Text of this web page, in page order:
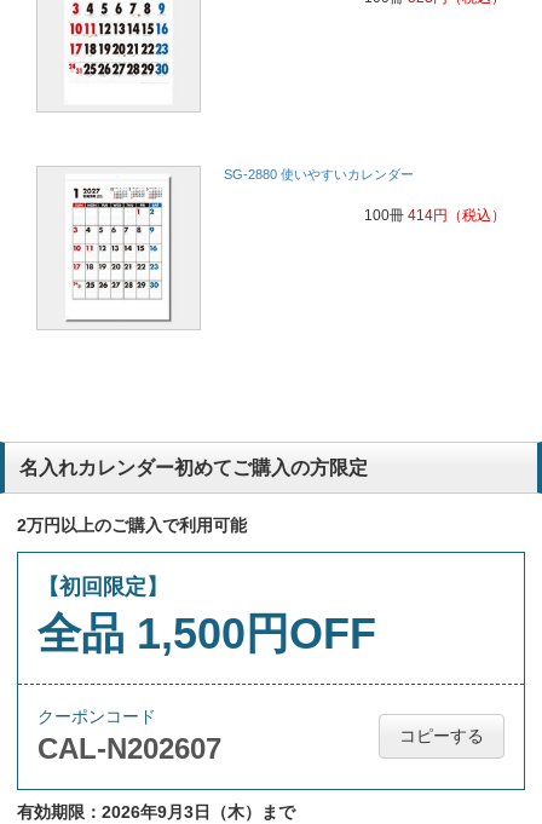
SG-2880 使いやすいカレンダー
100冊 414円 （税込）
名入れカレンダー初めてご購入の方限定
2万円以上のご購入で利用可能
【初回限定】
全品 1,500円OFF
クーポンコード
CAL-N202607 コピーする
有効期限：2026年9月3日（木）まで